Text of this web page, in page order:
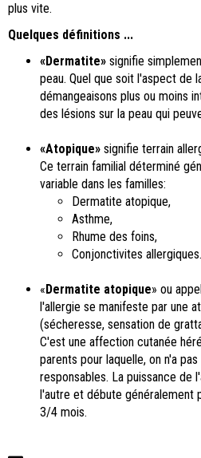
plus vite.
Quelques définitions ...
«Dermatite» signifie
peau. Quel que soit l'aspect de
démangeaisons plus ou moins
des lésions sur la peau qui
«Atopique» signifie terrain
Ce terrain familial déterminé
variable dans les familles:
Dermatite atopique,
Asthme,
Rhume des foins,
Conjonctivites allergiques.
« Dermatite atopique» ou
l'allergie se manifeste par une
(sécheresse, sensation de
C'est une affection cutanée
parents pour laquelle, on n'a
responsables. La puissance de
l'autre et débute généralement
3/4 mois.